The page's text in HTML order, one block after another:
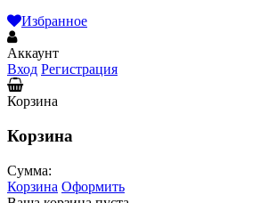
Избранное
Аккаунт
Вход Регистрация
Корзина
Корзина
Сумма:
Корзина Оформить